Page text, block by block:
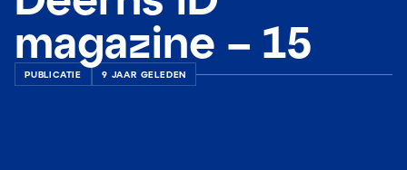
magazine – 15
PUBLICATIE 9 JAAR GELEDEN